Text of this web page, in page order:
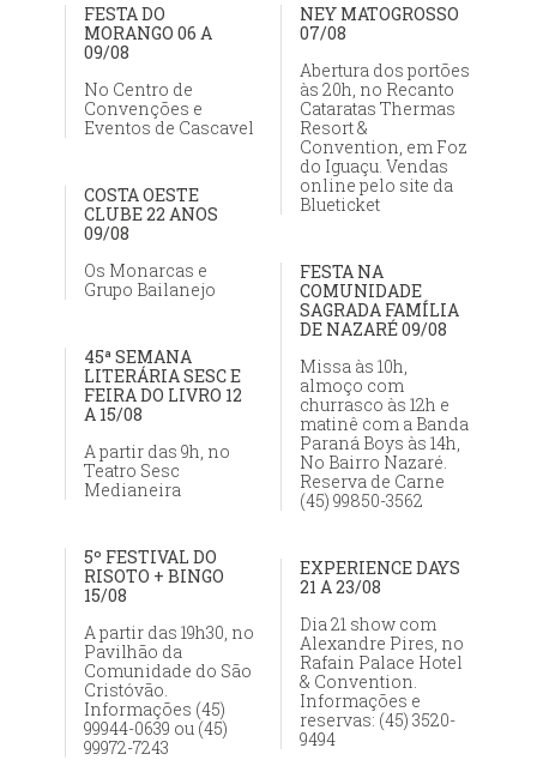
FESTA DO
MORANGO 06 A
09/08
No Centro de
Convenções e
Eventos de Cascavel
NEY MATOGROSSO
07/08
Abertura dos portões
às 20h, no Recanto
Cataratas Thermas
Resort &
Convention, em Foz
do Iguaçu. Vendas
online pelo site da
Blueticket
COSTA OESTE
CLUBE 22 ANOS
09/08
Os Monarcas e
Grupo Bailanejo
FESTA NA
COMUNIDADE
SAGRADA FAMÍLIA
DE NAZARÉ 09/08
Missa às 10h,
almoço com
churrasco às 12h e
matinê com a Banda
Paraná Boys às 14h,
No Bairro Nazaré.
Reserva de Carne
(45) 99850-3562
45ª SEMANA
LITERÁRIA SESC E
FEIRA DO LIVRO 12
A 15/08
A partir das 9h, no
Teatro Sesc
Medianeira
5º FESTIVAL DO
RISOTO + BINGO
15/08
A partir das 19h30, no
Pavilhão da
Comunidade do São
Cristóvão.
Informações (45)
99944-0639 ou (45)
99972-7243
EXPERIENCE DAYS
21 A 23/08
Dia 21 show com
Alexandre Pires, no
Rafain Palace Hotel
& Convention.
Informações e
reservas: (45) 3520-
9494